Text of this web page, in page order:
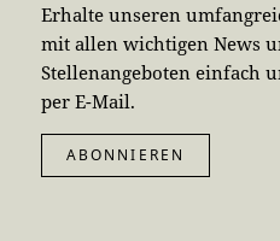
Erhalte unseren
mit allen wichtigen News
Stellenangeboten einfach
per E-Mail.
ABONNIEREN